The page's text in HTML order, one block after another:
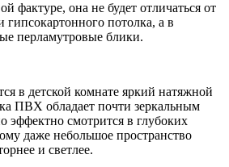
фактуре, она не будет отличаться от
гипсокартонного потолка, а в
перламутровые блики.
в детской комнате яркий натяжной
ПВХ обладает почти зеркальным
эффектно смотрится в глубоких
даже небольшое пространство
и светлее.